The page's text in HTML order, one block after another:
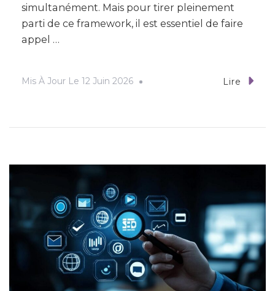
simultanément. Mais pour tirer pleinement
parti de ce framework, il est essentiel de faire
appel …
Mis À Jour Le 12 Juin 2026 Lire